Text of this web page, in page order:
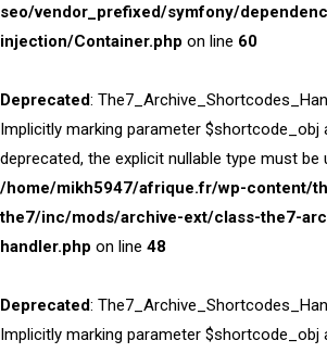
seo/vendor_prefixed/symfony/
injection/Container.php on line 60
Deprecated:
Implicitly marking parameter $shortcode_obj
deprecated, the explicit nullable type must be
/home/mikh5947/afrique.fr/wp-content/
the7/inc/mods/archive-ext/class-the7-
handler.php on line 48
Deprecated:
Implicitly marking parameter $shortcode_obj